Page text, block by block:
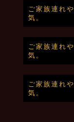
ご家族連れ
気。
ご家族連れ
気。
ご家族連れ
気。